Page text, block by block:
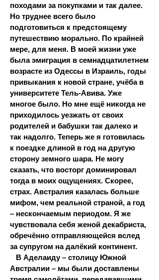
походами за покупками и так далее.
Но труднее всего было
подготовиться к предстоящему
путешествию морально. По крайней
мере, для меня. В моей жизни уже
была эмиграция в семнадцатилетнем
возрасте из Одессы в Израиль, годы
привыкания к новой стране, учёба в
университете Тель-Авива. Уже
многое было. Но мне ещё никогда не
приходилось уезжать от своих
родителей и бабушки так далеко и
так надолго. Теперь же я готовилась
к поездке длиной в год на другую
сторону земного шара. Не могу
сказать, что восторг доминировал
тогда в моих ощущениях. Скорее,
страх. Австралия казалась больше
мифом, чем реальной страной, а год
– нескончаемым периодом. Я же
чувствовала себя женой декабриста,
обречённо отправляющейся вслед
за супругом на далёкий континент.
В Аделаиду – столицу Южной
Австралии – мы были доставлены